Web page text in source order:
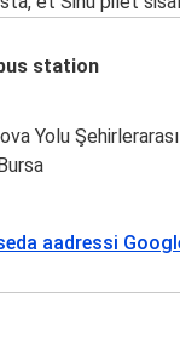
station
Yolu
aadressi